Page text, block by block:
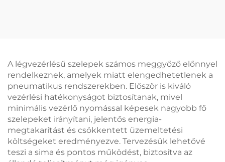
A légvezérlésű szelepek számos meggyőző előnnyel
rendelkeznek, amelyek miatt elengedhetetlenek a
pneumatikus rendszerekben. Először is kiváló
vezérlési hatékonyságot biztosítanak, mivel
minimális vezérlő nyomással képesek nagyobb fő
szelepeket irányítani, jelentős energia-
megtakarítást és csökkentett üzemeltetési
költségeket eredményezve. Tervezésük lehetővé
teszi a sima és pontos működést, biztosítva az